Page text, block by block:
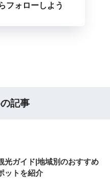
フォローしよう
記事
光ガイド|地域別のおすすめ
ットを紹介